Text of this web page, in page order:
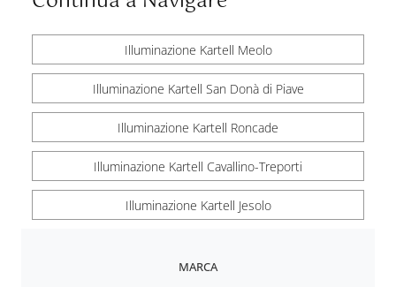
Illuminazione Kartell Meolo
Illuminazione Kartell San Donà di Piave
Illuminazione Kartell Roncade
Illuminazione Kartell Cavallino-Treporti
Illuminazione Kartell Jesolo
MARCA